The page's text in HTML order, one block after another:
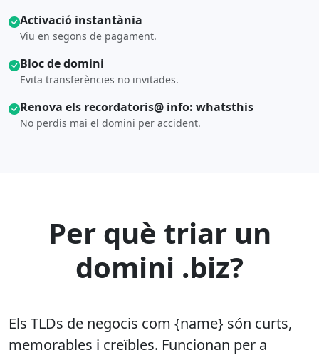
Activació instantània
Viu en segons de pagament.
Bloc de domini
Evita transferències no invitades.
Renova els recordatoris@ info: whatsthis
No perdis mai el domini per accident.
Per què triar un
domini .biz?
Els TLDs de negocis com {name} són curts,
memorables i creïbles. Funcionan per a